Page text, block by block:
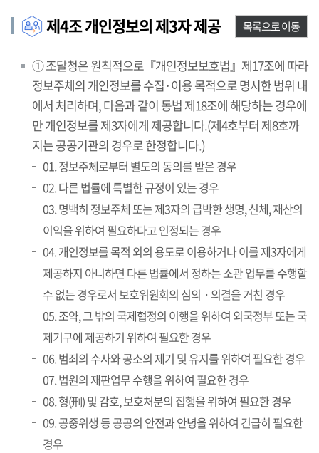
제4조 개인정보의 제3자 제공 목록으로 이동
① 조달청은 원칙적으로『개인정보보호법』제17조에 따라
정보주체의 개인정보를 수집·이용 목적으로 명시한 범위 내
에서 처리하며, 다음과 같이 동법 제18조에 해당하는 경우에
만 개인정보를 제3자에게 제공합니다.(제4호부터 제8호까
지는 공공기관의 경우로 한정합니다.)
01. 정보주체로부터 별도의 동의를 받은 경우
02. 다른 법률에 특별한 규정이 있는 경우
03. 명백히 정보주체 또는 제3자의 급박한 생명, 신체, 재산의
이익을 위하여 필요하다고 인정되는 경우
04. 개인정보를 목적 외의 용도로 이용하거나 이를 제3자에게
제공하지 아니하면 다른 법률에서 정하는 소관 업무를 수행할
수 없는 경우로서 보호위원회의 심의ㆍ의결을 거친 경우
05. 조약, 그 밖의 국제협정의 이행을 위하여 외국정부 또는 국
제기구에 제공하기 위하여 필요한 경우
06. 범죄의 수사와 공소의 제기 및 유지를 위하여 필요한 경우
07. 법원의 재판업무 수행을 위하여 필요한 경우
08. 형(刑) 및 감호, 보호처분의 집행을 위하여 필요한 경우
09. 공중위생 등 공공의 안전과 안녕을 위하여 긴급히 필요한
경우